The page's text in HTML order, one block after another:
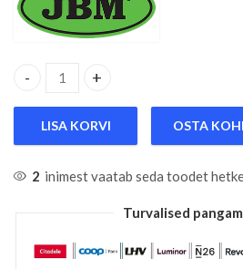
STOPPERRÕNGA/
LISA KORVI OSTA
2 inimest vaatab seda toodet
Turvalised